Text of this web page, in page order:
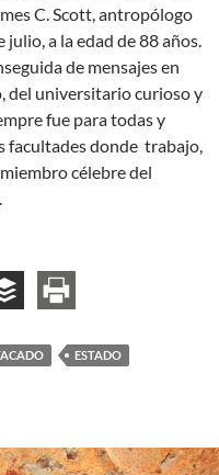
C. Scott, antropólogo
a la edad de 88 años.
de mensajes en
del universitario curioso y
fue para todas y
facultades donde trabajo,
célebre del
de la sociedad sin
ESTADO